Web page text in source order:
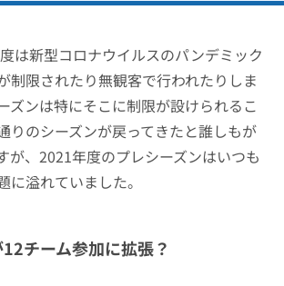
は新型コロナウイルスのパンデミック
制限されたり無観客で行われたりしま
ズンは特にそこに制限が設けられるこ
りのシーズンが戻ってきたと誰しもが
が、2021年度のプレシーズンはいつも
に溢れていました。
チーム参加に拡張？